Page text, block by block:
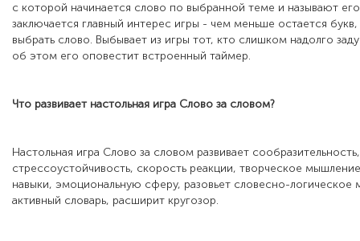
с которой начинается слово по выбранной теме и называют
заключается главный интерес игры - чем меньше остается
выбрать слово. Выбывает из игры тот, кто слишком надолго
об этом его оповестит встроенный таймер.
Что развивает настольная игра Слово за словом?
Настольная игра Слово за словом развивает сообразительность,
стрессоустойчивость, скорость реакции, творческое
навыки, эмоциональную сферу, разовьет словесно-логическое
активный словарь, расширит кругозор.